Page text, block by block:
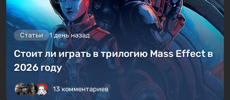
Статьи 1 день назад
Стоит ли играть в трилогию Mass Effect в
2026 году
13 комментариев